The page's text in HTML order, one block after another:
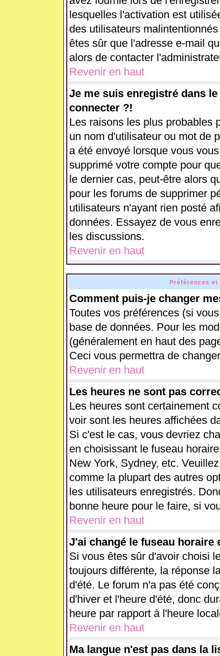
lesquelles l'activation est
des utilisateurs
êtes sûr que l'adresse e-mail
alors de contacter
Revenir en haut
Je me suis enregistré dans
connecter ?!
Les raisons les plus probables
un nom d'utilisateur ou mot de
a été envoyé lorsque vous
supprimé votre compte pour
le dernier cas, peut-être alors
pour les forums de supprimer
utilisateurs n'ayant rien posté
données. Essayez de vous
les discussions.
Revenir en haut
Préférences
Comment puis-je changer
Toutes vos préférences (si
base de données. Pour les
(généralement en haut des
Ceci vous permettra de
Revenir en haut
Les heures ne sont pas
Les heures sont certainement
voir sont les heures affichées
Si c'est le cas, vous devriez
en choisissant le fuseau
New York, Sydney, etc.
comme la plupart des autres
les utilisateurs enregistrés.
bonne heure pour le faire, si
Revenir en haut
J'ai changé le fuseau
Si vous êtes sûr d'avoir choisi
toujours différente, la réponse
d'été. Le forum n'a pas été
d'hiver et l'heure d'été, donc
heure par rapport à l'heure
Revenir en haut
Ma langue n'est pas dans la